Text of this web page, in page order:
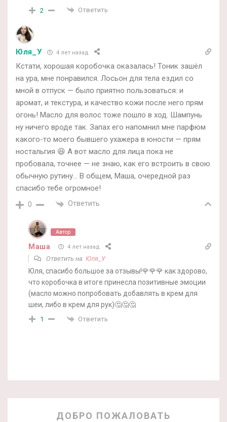
2 Ответить
Юля_У 4 лет назад
Кстати, хорошая коробочка оказалась! Тоник зашёл
на ура, мне понравился. Лосьон для тела ездил со
мной в отпуск — было приятно пользоваться: и
аромат, и текстура, и качество кожи после него прям
огонь! Масло для волос тоже пошло в ход. Шампунь
ну ничего вроде так. Запах его напомнил мне парфюм
какого-то моего бывшего ухажера в юности — прям
ностальгия 😆 А вот масло для лица пока не
пробовала, точнее — не знаю, как его встроить в свою
обычную рутину… В общем, Маша, очередной раз
спасибо тебе огромное!
0 Ответить
Автор
Маша 4 лет назад
Ответить на Юля_У
Юля, спасибо большое за отзывы!🌹🌹🌹 как здорово,
что коробочка в итоге принесла позитивные эмоции
(масло можно попробовать добавлять в крем для
шеи, либо в крем для рук)🤔🤔🤔
1 Ответить
ДОБРО ПОЖАЛОВАТЬ